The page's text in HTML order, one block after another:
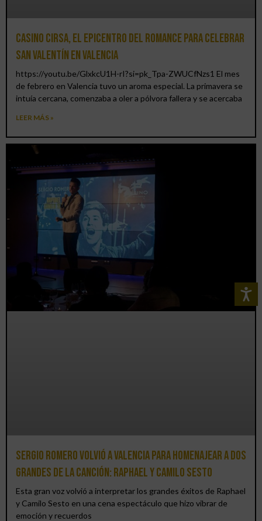
Casino CIRSA, el epicentro del romance para celebrar
San Valentín en Valencia
https://youtu.be/GlxkcU1H-rI?si=pk_Tpa-ZWUCfNzs1 El mes
de febrero en Valencia tuvo un aroma especial. La primavera se
intuía cercana, comenzaba a oler a pólvora fallera y se acercaba
LEER MÁS »
Sergio Romero volvió a Valencia para homenajear a dos
grandes de la canción: Raphael y Camilo Sesto
Esta gran voz volvió a interpretar los grandes éxitos de Raphael
y Camilo Sesto en una cena espectáculo que hizo vibrar de
emoción y recuerdos